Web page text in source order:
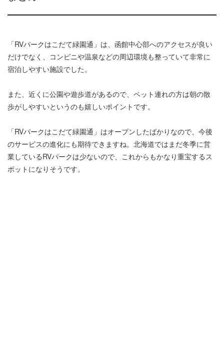
「RVパークはこだて緑園通」は、函館中心部へのアクセスが良い
だけでなく、コンビニや温泉などの周辺環境も整っていて非常に
宿泊しやすい施設でした。
また、近くに公園や遊歩道があるので、ペット連れの方は朝の散
歩がしやすいというのも嬉しいポイントです。
「RVパークはこだて緑園通」はオープンしたばかりなので、今後
のサービスの進化にも期待できますね。北海道ではまだ冬季に営
業しているRVパークは少ないので、これからもかなり重宝するス
ポットになりそうです。